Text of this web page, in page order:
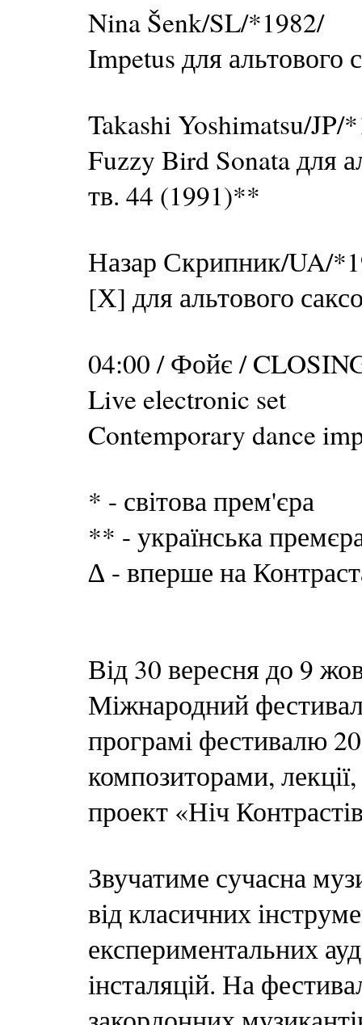
Nina Šenk/SL/*1982/
Impetus для альтового
Takashi Yoshimatsu/JP/
Fuzzy Bird Sonata для
тв. 44 (1991)**
Назар Скрипник/UA/
[Х] для альтового
04:00 / Фойє /
Live electronic set
Contemporary dance
* - світова прем'єра
** - українська
∆ - вперше на
Від 30 вересня до 9
Міжнародний
програмі фестивалю 20
композиторами,
проект «Ніч
Звучатиме сучасна
від класичних
експериментальних
інсталяцій. На